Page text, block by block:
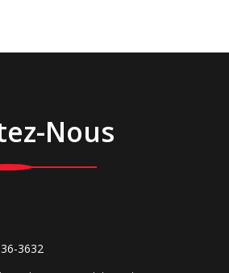
Nous
3632